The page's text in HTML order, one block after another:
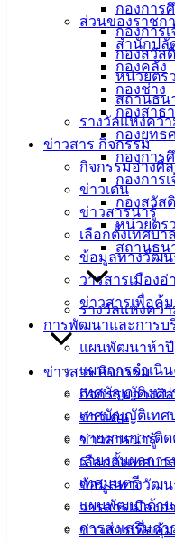
กองการ
กองการ
กองสวัส
หน่วยตร
สถานธน
รางวัลแห่งคว
ข่าวสาร กิจกรรม
กิจกรรมอ่างศิ
ข่าวเด่น
ข่าวสารน่ารู้
เลือกตั้งเทศบา
ข้อมูลทางวัฒน
วารสารเมืองอ่
ข่าวสารเพื่อคุ้
การพัฒนาและการบ
แผนพัฒนาห้าปี
แผนการดำเนิ
เทศบัญญัติงบป
เทศบัญญัติเทศ
รายงานการติ
รายงานผลกา
เทศมนตรี
แผนพัฒนาด้าน
การส่งเสริมก
ส่วนของราชก
สำนักปลั
กองคลัง
กองช่าง
กองสาธ
กองยุทธ
กองการ
กองการ
กองสวัส
หน่วยตร
สถานธน
รางวัลแห่งคว
ข่าวสาร กิจกรรม
กิจกรรมอ่างศิ
ข่าวเด่น
ข่าวสารน่ารู้
เลือกตั้งเทศบา
ข้อมูลทางวัฒน
วารสารเมืองอ่
ข่าวสารเพื่อคุ้
ม.3 ต.เสม็ด
อ.เมือง จ.ชลบุรี
142-100-104
บริการ
ประชาชน
ดาวน์โหลด
ฟอร์ม,
เอกสาร
คู่มือ
สำหรับ
ประชาชน/
คู่มือการ
ข่าวสาร